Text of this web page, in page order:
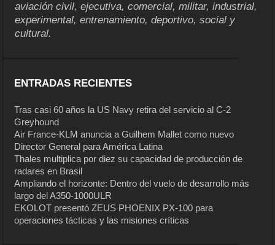
aviación civil, ejecutiva, comercial, militar, industrial,
experimental, entrenamiento, deportivo, social y
cultural.
ENTRADAS RECIENTES
Tras casi 60 años la US Navy retira del servicio al C-2
Greyhound
Air France-KLM anuncia a Guilhem Mallet como nuevo
Director General para América Latina
Thales multiplica por diez su capacidad de producción de
radares en Brasil
Ampliando el horizonte: Dentro del vuelo de desarrollo más
largo del A350-1000ULR
EKOLOT presentó ZEUS PHOENIX PX-100 para
operaciones tácticas y las misiones críticas